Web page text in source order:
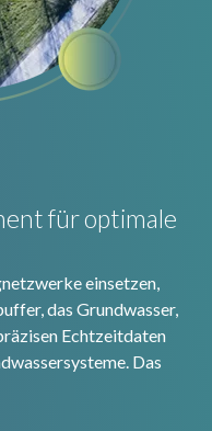
für optimale
einsetzen,
das Grundwasser,
Echtzeitdaten
Das